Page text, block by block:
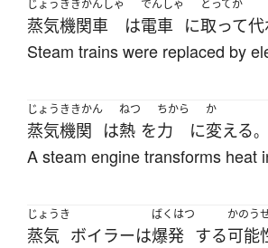
じょうききかんしゃ
蒸気機関車 は
でんしゃ
電車 に
とってか
取って
Steam trains were replaced by
じょうききかん
蒸気機関 は
ねつ
熱 を
ちから
力 に
か
変える。
A steam engine transforms heat
じょうき
蒸気 ボイラーは
ばくはつ
爆発 する
かのう
可能